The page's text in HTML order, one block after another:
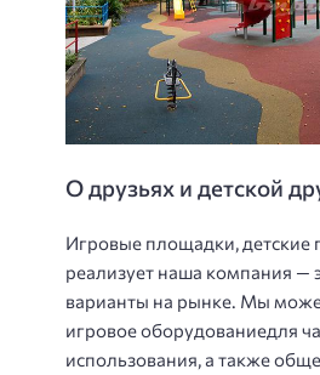
О друзьях и детской
Игровые площадки, детские
реализует наша компания —
варианты на рынке. Мы
игровое оборудованиедля
использования, а также